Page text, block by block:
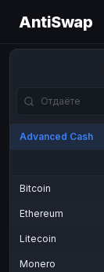
AntiSwap
Advanced Cash
Bitcoin
Ethereum
Litecoin
Monero